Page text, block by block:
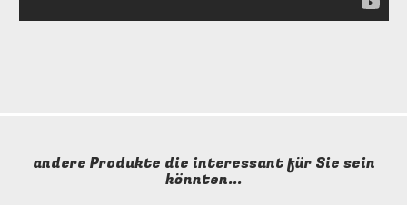
andere Produkte die interessant für Sie sein
könnten...